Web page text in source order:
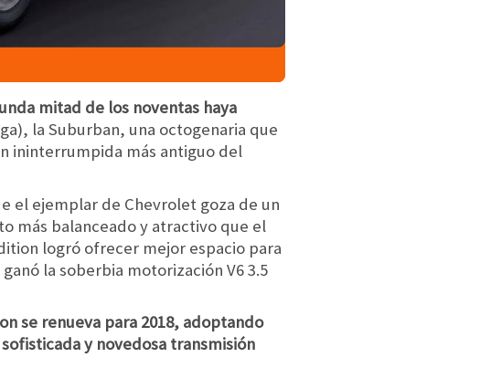
mitad de los noventas haya
la Suburban, una octogenaria que
ininterrumpida más antiguo del
el ejemplar de Chevrolet goza de un
más balanceado y atractivo que el
logró ofrecer mejor espacio para
la soberbia motorización V6 3.5
se renueva para 2018, adoptando
y novedosa transmisión